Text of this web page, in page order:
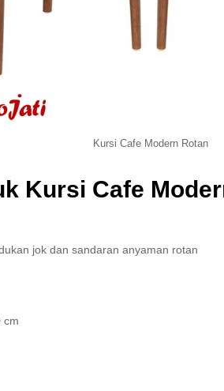
Kursi Cafe Modern Rotan
Kursi Cafe
jok dan sandaran anyaman rotan
cm